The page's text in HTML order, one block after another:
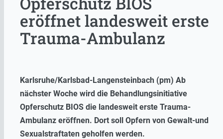
eröffnet landesweit erste
Trauma-Ambulanz
Karlsruhe/Karlsbad-Langensteinbach (pm) Ab
nächster Woche wird die Behandlungsinitiative
Opferschutz BIOS die landesweit erste Trauma-
Ambulanz eröffnen. Dort soll Opfern von Gewalt-und
Sexualstraftaten geholfen werden.